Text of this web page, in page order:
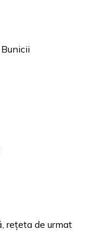
rețeta de urmat